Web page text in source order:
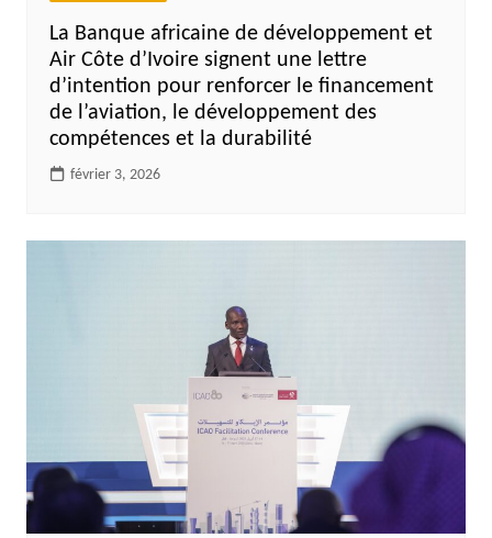
La Banque africaine de développement et
Air Côte d’Ivoire signent une lettre
d’intention pour renforcer le financement
de l’aviation, le développement des
compétences et la durabilité
février 3, 2026